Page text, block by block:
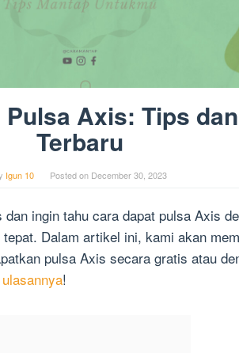
Pulsa Axis: Tips
Terbaru
Igun 10 Posted on December 30, 2023
ingin tahu cara dapat pulsa Axis
Dalam artikel ini, kami akan
pulsa Axis secara gratis atau
!